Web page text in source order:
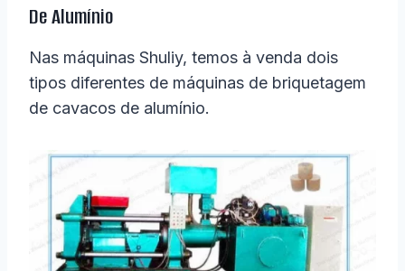
De Alumínio
Nas máquinas Shuliy, temos à venda dois
tipos diferentes de máquinas de briquetagem
de cavacos de alumínio.